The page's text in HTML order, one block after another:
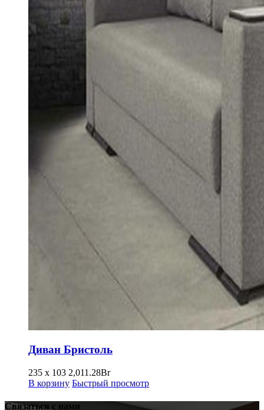
Диван Бристоль
235 x 103 2,011.28Br
В корзину Быстрый просмотр
Связаться с нами